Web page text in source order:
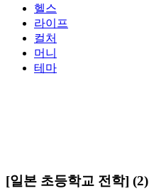
헬스
라이프
컬처
머니
테마
[일본 초등학교 전학] (2)